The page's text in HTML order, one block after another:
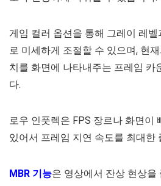
게임 컬러 옵션을 통해 그레이 레
로 미세하게 조절할 수 있으며, 현
치를 화면에 나타내주는 프레임 카
다.
로우 인풋렉은 FPS 장르나 화면이
있어서 프레임 지연 속도를 최대한
MBR 기능은 영상에서 잔상 현상